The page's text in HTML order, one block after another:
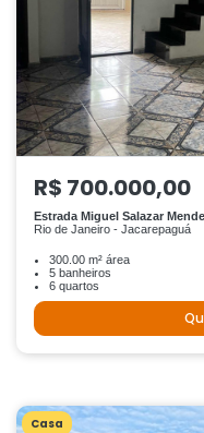
R$ 700.000,00
Estrada Miguel Salazar
Rio de Janeiro - Jacarepaguá
300.00 m² área
5 banheiros
6 quartos
Casa